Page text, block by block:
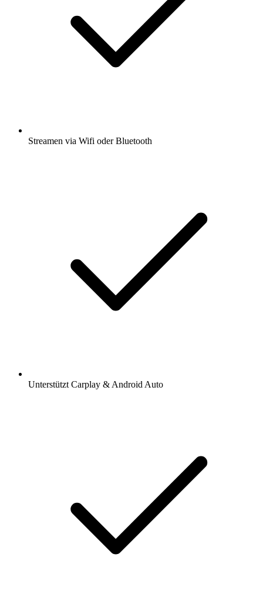
Streamen via Wifi oder Bluetooth
Unterstützt Carplay & Android Auto